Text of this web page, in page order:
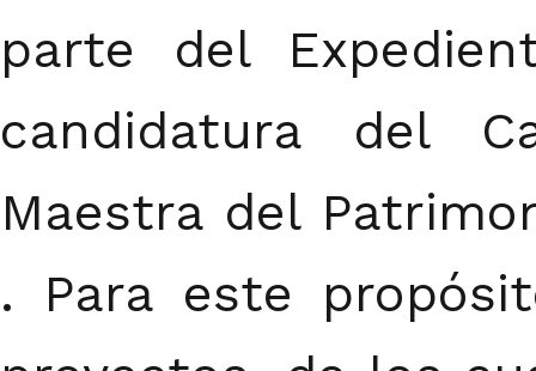
parte del
candidatura del
Maestra del
. Para este